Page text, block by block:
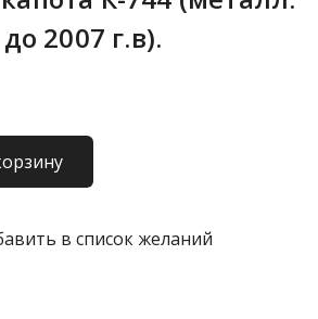
2007 г.в).
в список желаний